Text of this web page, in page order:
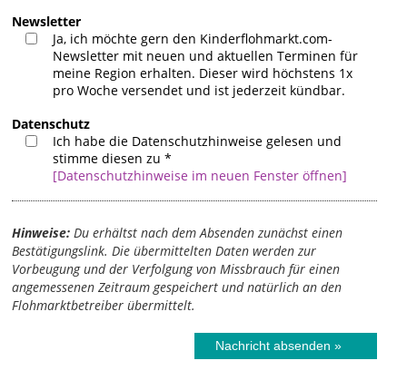
Newsletter
Ja, ich möchte gern den Kinderflohmarkt.com-
Newsletter mit neuen und aktuellen Terminen für
meine Region erhalten. Dieser wird höchstens 1x
pro Woche versendet und ist jederzeit kündbar.
Datenschutz
Ich habe die Datenschutzhinweise gelesen und
stimme diesen zu*
[Datenschutzhinweise im neuen Fenster öffnen]
Hinweise: Du erhältst nach dem Absenden zunächst einen
Bestätigungslink. Die übermittelten Daten werden zur
Vorbeugung und der Verfolgung von Missbrauch für einen
angemessenen Zeitraum gespeichert und natürlich an den
Flohmarktbetreiber übermittelt.